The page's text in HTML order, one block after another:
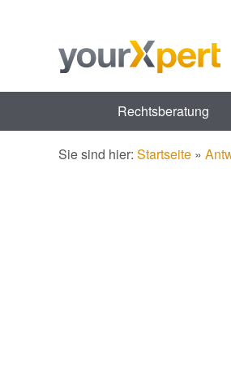
Rechtsberatung
Sie sind hier: Startseite »